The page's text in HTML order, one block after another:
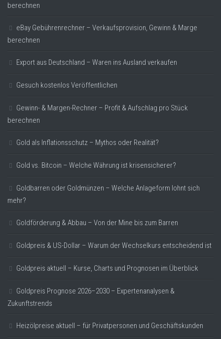
berechnen
eBay Gebührenrechner – Verkaufsprovision, Gewinn & Marge
berechnen
Export aus Deutschland – Waren ins Ausland verkaufen
Gesuch kostenlos Veröffentlichen
Gewinn- & Margen-Rechner – Profit & Aufschlag pro Stück
berechnen
Gold als Inflationsschutz – Mythos oder Realität?
Gold vs. Bitcoin – Welche Währung ist krisensicherer?
Goldbarren oder Goldmünzen – Welche Anlageform lohnt sich
mehr?
Goldförderung & Abbau – Von der Mine bis zum Barren
Goldpreis & US-Dollar – Warum der Wechselkurs entscheidend ist
Goldpreis aktuell – Kurse, Charts und Prognosen im Überblick
Goldpreis Prognose 2026–2030 – Expertenanalysen &
Zukunftstrends
Heizölpreise aktuell – für Privatpersonen und Geschäftskunden